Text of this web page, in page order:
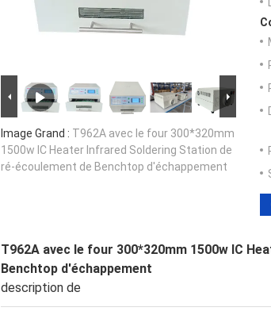
Image Grand : T962A avec le four 300*320mm
1500w IC Heater Infrared Soldering Station de
ré-écoulement de Benchtop d'échappement
T962A avec le four 300*320mm 1500w IC
Benchtop d'échappement
description de